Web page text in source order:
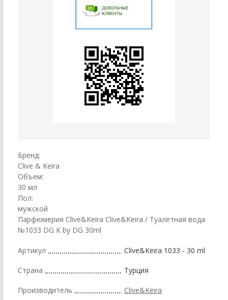
Бренд:
Clive & Keira
Объем:
30 мл
Пол:
мужской
Парфюмерия Clive&Keira Clive&Keira / Туалетная вода
№1033 DG K by DG 30ml
Артикул Clive&Keira 1033 - 30 ml
Страна Турция
Производитель Clive&Keira